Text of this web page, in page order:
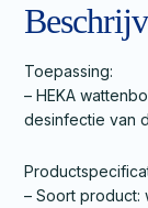
Toepassing:
– HEKA
desinfectie van
– Soort product: